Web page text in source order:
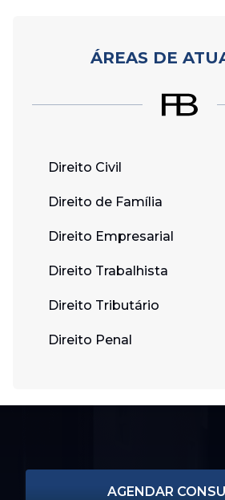
ÁREAS DE
Direito Civil
Direito de Família
Direito Empresarial
Direito Trabalhista
Direito Tributário
Direito Penal
AGENDAR